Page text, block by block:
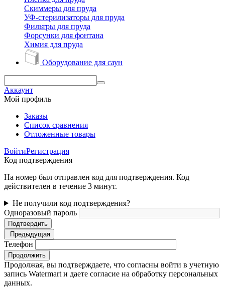
Скиммеры для пруда
УФ-стерилизаторы для пруда
Фильтры для пруда
Форсунки для фонтана
Химия для пруда
Оборудование для саун
Аккаунт
Мой профиль
Заказы
Список сравнения
Отложенные товары
ВойтиРегистрация
Код подтверждения
На номер был отправлен код для подтверждения. Код
действителен в течение 3 минут.
Не получили код подтверждения?
Одноразовый пароль
Подтвердить
Предыдущая
Телефон
Продолжить
Продолжая, вы подтверждаете, что согласны войти в учетную
запись Watermart и даете согласие на обработку персональных
данных.